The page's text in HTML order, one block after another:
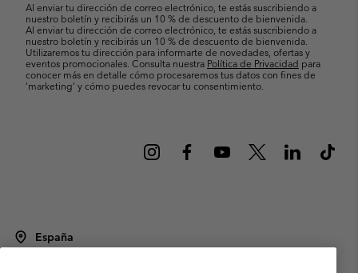
Al enviar tu dirección de correo electrónico, te estás suscribiendo a
nuestro boletín y recibirás un 10 % de descuento de bienvenida.
Al enviar tu dirección de correo electrónico, te estás suscribiendo a
nuestro boletín y recibirás un 10 % de descuento de bienvenida.
Utilizaremos tu dirección para informarte de novedades, ofertas y
eventos promocionales. Consulta nuestra Política de Privacidad para
conocer más en detalle cómo procesaremos tus datos con fines de
’marketing’ y cómo puedes revocar tu consentimiento.
España